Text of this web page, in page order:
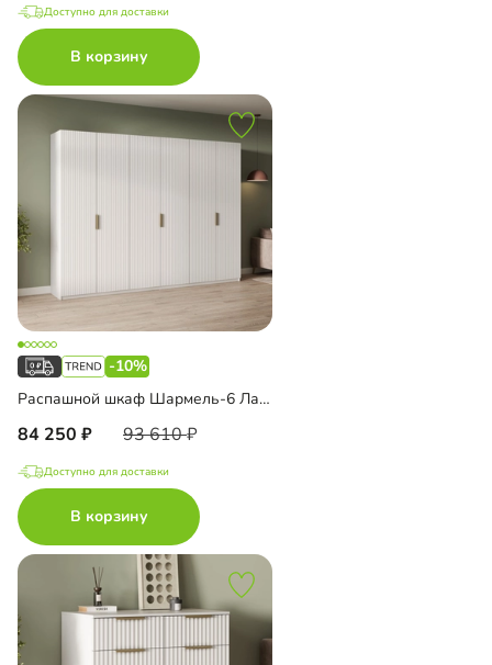
Доступно для доставки
В корзину
-10%
Распашной шкаф Шармель-6 Лайф
84 250 93 610
Доступно для доставки
В корзину